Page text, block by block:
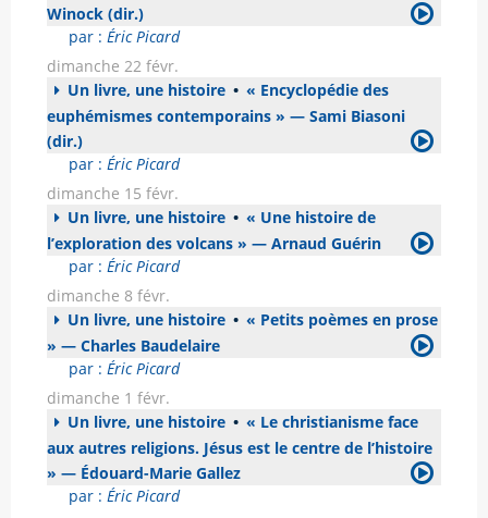
Winock (dir.)
par : Éric Picard
dimanche 22 févr.
Un livre, une histoire • « Encyclopédie des
euphémismes contemporains » — Sami Biasoni
(dir.)
par : Éric Picard
dimanche 15 févr.
Un livre, une histoire • « Une histoire de
l’exploration des volcans » — Arnaud Guérin
par : Éric Picard
dimanche 8 févr.
Un livre, une histoire • « Petits poèmes en prose
» — Charles Baudelaire
par : Éric Picard
dimanche 1 févr.
Un livre, une histoire • « Le christianisme face
aux autres religions. Jésus est le centre de l’histoire
» — Édouard-Marie Gallez
par : Éric Picard